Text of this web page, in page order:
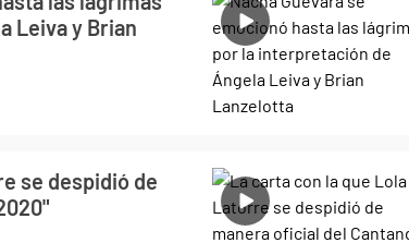
Leiva y Brian
se despidió de